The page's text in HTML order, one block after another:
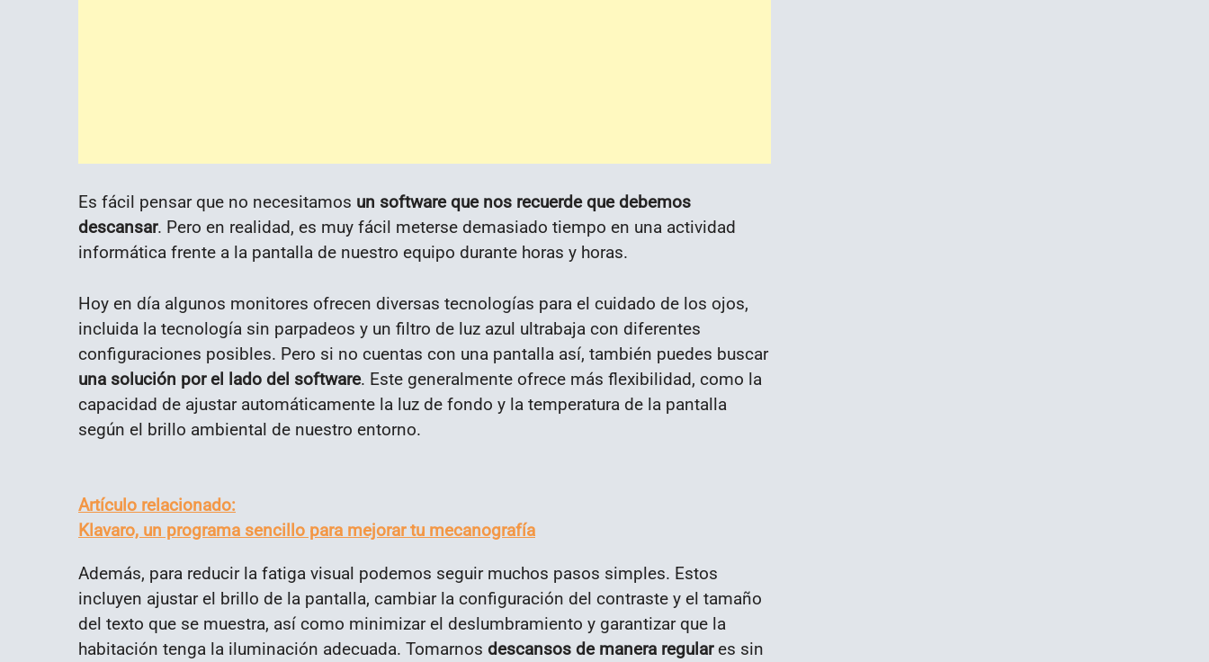
Es fácil pensar que no necesitamos un software que nos recuerde que debemos
descansar. Pero en realidad, es muy fácil meterse demasiado tiempo en una actividad
informática frente a la pantalla de nuestro equipo durante horas y horas.
Hoy en día algunos monitores ofrecen diversas tecnologías para el cuidado de los ojos,
incluida la tecnología sin parpadeos y un filtro de luz azul ultrabaja con diferentes
configuraciones posibles. Pero si no cuentas con una pantalla así, también puedes buscar
una solución por el lado del software. Este generalmente ofrece más flexibilidad, como la
capacidad de ajustar automáticamente la luz de fondo y la temperatura de la pantalla
según el brillo ambiental de nuestro entorno.
Artículo relacionado:
Klavaro, un programa sencillo para mejorar tu mecanografía
Además, para reducir la fatiga visual podemos seguir muchos pasos simples. Estos
incluyen ajustar el brillo de la pantalla, cambiar la configuración del contraste y el tamaño
del texto que se muestra, así como minimizar el deslumbramiento y garantizar que la
habitación tenga la iluminación adecuada. Tomarnos descansos de manera regulares sin